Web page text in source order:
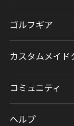
ゴルフギア
カスタムメイド
コミュニティ
ヘルプ